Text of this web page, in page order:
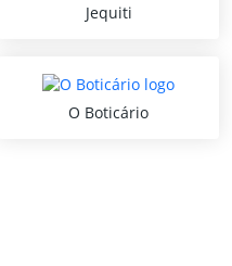
Jequiti
O Boticário